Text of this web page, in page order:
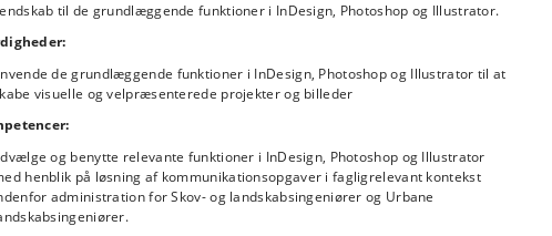
til de grundlæggende funktioner i InDesign, Photoshop og Illustrator.
de grundlæggende funktioner i InDesign, Photoshop og Illustrator til at
visuelle og velpræsenterede projekter og billeder
og benytte relevante funktioner i InDesign, Photoshop og Illustrator
henblik på løsning af kommunikationsopgaver i fagligrelevant kontekst
administration for Skov- og landskabsingeniører og Urbane